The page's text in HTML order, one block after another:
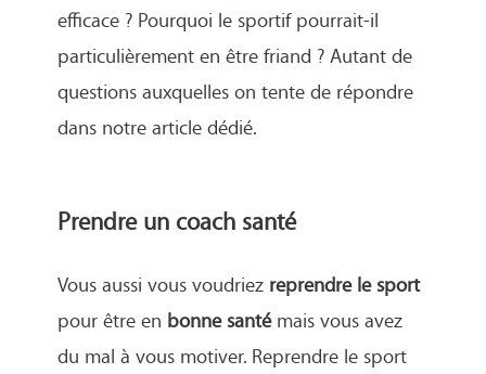
efficace ? Pourquoi le sportif pourrait-il
particulièrement en être friand ? Autant de
questions auxquelles on tente de répondre
dans notre article dédié.
Prendre un coach santé
Vous aussi vous voudriez reprendre le sport
pour être en bonne santémais vous avez
du mal à vous motiver. Reprendre le sport